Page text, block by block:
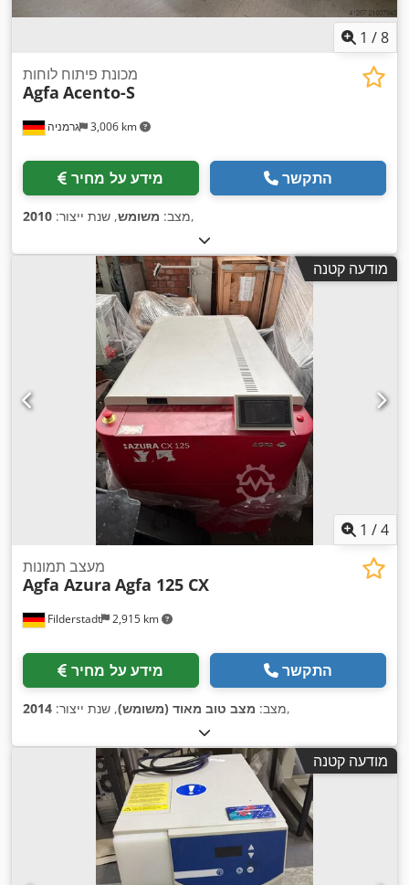
1 /8
גרמניה 3,006 km
מכונת פיתוח לוחות
Agfa Acento-S
מידע על מחיר התקשר
מצב: משומש, שנת ייצור: 2010 ,
מודעה קטנה
1 /4
Filderstadt 2,915 km
מעצב תמונות
Agfa Azura Agfa 125 CX
מידע על מחיר התקשר
מצב: מצב טוב מאוד (משומש), שנת ייצור: 2014 ,
מודעה קטנה